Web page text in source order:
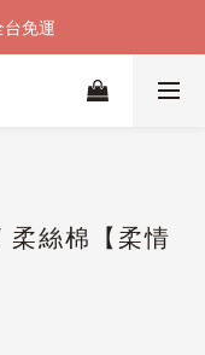
上折
免運
上折
柔絲棉【柔情